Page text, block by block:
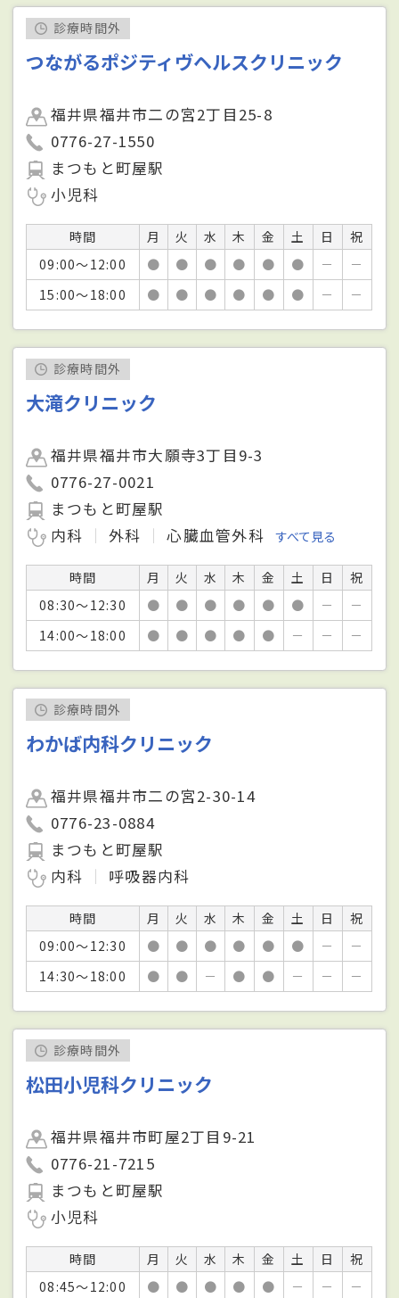
診療時間外
つながるポジティヴヘルスクリニック
福井県福井市二の宮2丁目25-8
0776-27-1550
まつもと町屋駅
小児科
時間 月 火 水 木 金 土 日
祝
09:00～12:00
● ● ● ● ● ● －
－
15:00～18:00
● ● ● ● ● ● － －
診療時間外
大滝クリニック
福井県福井市大願寺3丁目9-3
0776-27-0021
まつもと町屋駅
内科
外科 心臓血管外科 すべて見る
時間 月 火 水 木 金 土 日
祝
08:30～12:30
● ● ● ● ● ● －
－
14:00～18:00
● ● ● ● ● － － －
診療時間外
わかば内科クリニック
福井県福井市二の宮2-30-14
0776-23-0884
まつもと町屋駅
内科
呼吸器内科
時間 月 火 水 木 金 土 日
祝
09:00～12:30
● ● ● ● ● ● －
－
14:30～18:00
● ● － ● ● － － －
診療時間外
松田小児科クリニック
福井県福井市町屋2丁目9-21
0776-21-7215
まつもと町屋駅
小児科
時間 月 火 水 木 金 土 日
祝
08:45～12:00
● ● ● ● ● － － －